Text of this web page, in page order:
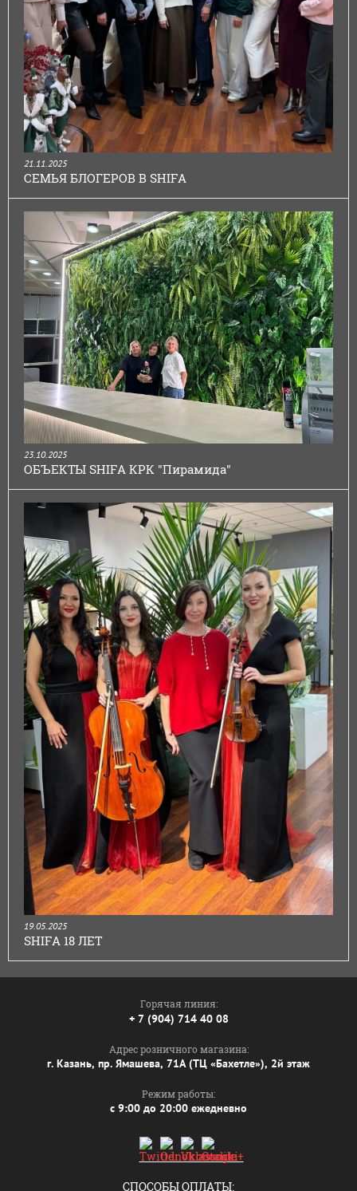
21.11.2025
СЕМЬЯ БЛОГЕРОВ В SHIFA
23.10.2025
ОБЪЕКТЫ SHIFA КРК "Пирамида"
19.05.2025
SHIFA 18 ЛЕТ
Горячая линия:
+ 7 (904) 714 40 08
Адрес розничного магазина:
г. Казань, пр. Ямашева, 71А (ТЦ «Бахетле»), 2й этаж
Режим работы:
с 9:00 до 20:00 ежедневно
СПОСОБЫ ОПЛАТЫ: